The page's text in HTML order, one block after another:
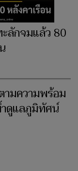
ลักจมแล้ว 80
มความพร้อม
ดูแลภูมิทัศน์